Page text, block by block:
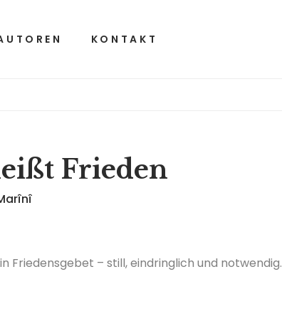
KONTAKT
Frieden
Friedensgebet – still, eindringlich und notwendig.